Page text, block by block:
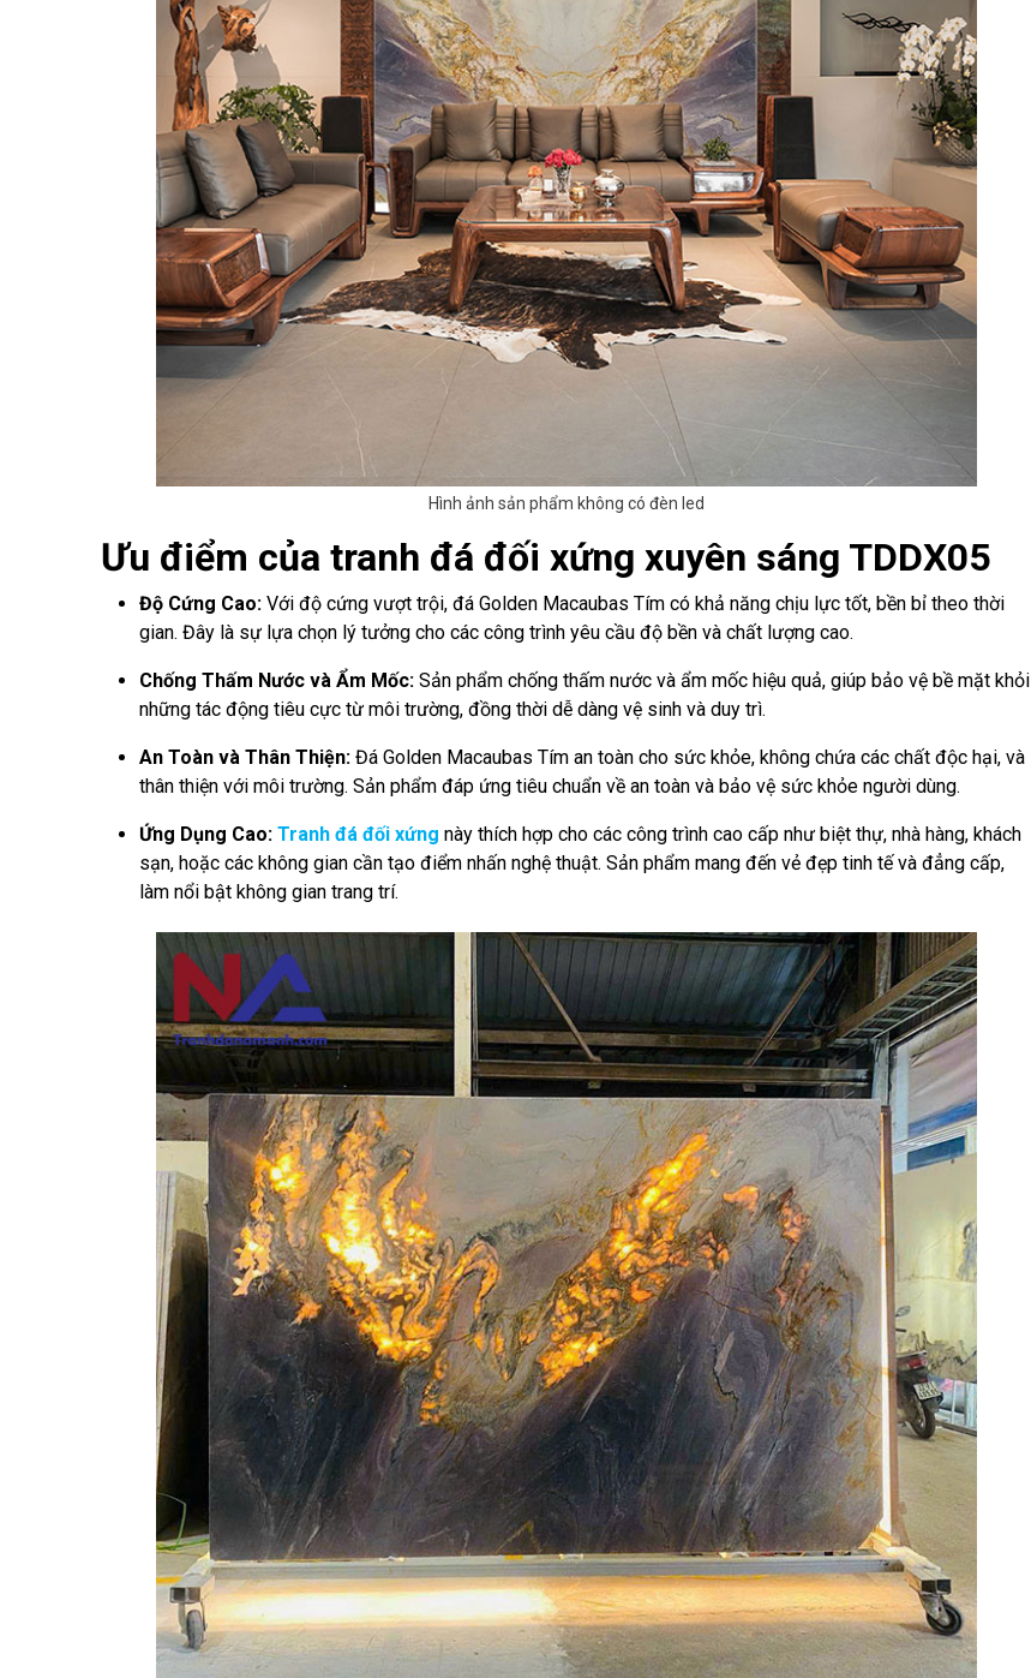
Hình ảnh sản phẩm không có đèn led
Ưu điểm của tranh đá đối xứng xuyên sáng TDDX05
Độ Cứng Cao: Với độ cứng vượt trội, đá Golden Macaubas Tím có khả năng chịu lực tốt, bền bỉ theo thời
gian. Đây là sự lựa chọn lý tưởng cho các công trình yêu cầu độ bền và chất lượng cao.
Chống Thấm Nước và Ẩm Mốc: Sản phẩm chống thấm nước và ẩm mốc hiệu quả, giúp bảo vệ bề mặt khỏi
những tác động tiêu cực từ môi trường, đồng thời dễ dàng vệ sinh và duy trì.
An Toàn và Thân Thiện: Đá Golden Macaubas Tím an toàn cho sức khỏe, không chứa các chất độc hại, và
thân thiện với môi trường. Sản phẩm đáp ứng tiêu chuẩn về an toàn và bảo vệ sức khỏe người dùng.
Ứng Dụng Cao: Tranh đá đối xứng này thích hợp cho các công trình cao cấp như biệt thự, nhà hàng, khách
sạn, hoặc các không gian cần tạo điểm nhấn nghệ thuật. Sản phẩm mang đến vẻ đẹp tinh tế và đẳng cấp,
làm nổi bật không gian trang trí.